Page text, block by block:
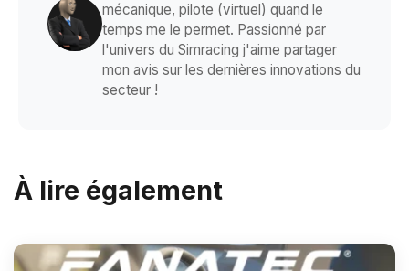
mécanique, pilote (virtuel) quand le
temps me le permet. Passionné par
l'univers du Simracing j'aime partager
mon avis sur les dernières innovations du
secteur !
À lire également